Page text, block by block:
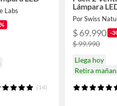
Labs
(14)
Lámpara
Por Swiss
$ 69.990 -
$ 99.990
Llega hoy
Retira